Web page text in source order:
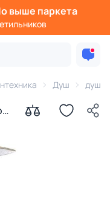
выше паркета
Душ